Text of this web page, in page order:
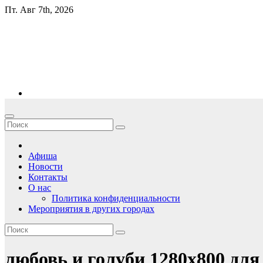
Перейти
Пт. Авг 7th, 2026
Афиша
Новости
Контакты
О нас
Политика конфиденциальности
Мероприятия в других городах